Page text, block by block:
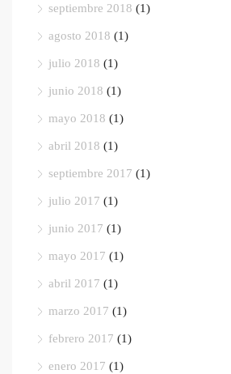
septiembre 2018 (1)
agosto 2018 (1)
julio 2018 (1)
junio 2018 (1)
mayo 2018 (1)
abril 2018 (1)
septiembre 2017 (1)
julio 2017 (1)
junio 2017 (1)
mayo 2017 (1)
abril 2017 (1)
marzo 2017 (1)
febrero 2017 (1)
enero 2017 (1)